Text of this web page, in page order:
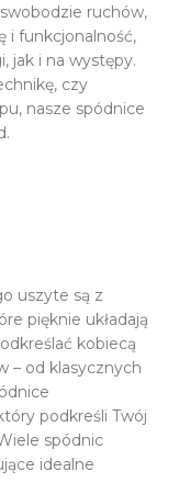
ruchów,
i funkcjonalność,
jak i na występy.
czy
nasze spódnice
uszyte są z
pięknie układają
kobiecą
– od klasycznych
podkreśli Twój
spódnic
idealne